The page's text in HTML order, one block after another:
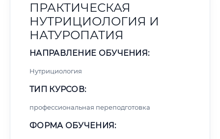
ПРАКТИЧЕСКАЯ
НУТРИЦИОЛОГИЯ И
НАТУРОПАТИЯ
НАПРАВЛЕНИЕ ОБУЧЕНИЯ:
Нутрициология
ТИП КУРСОВ:
профессиональная переподготовка
ФОРМА ОБУЧЕНИЯ: